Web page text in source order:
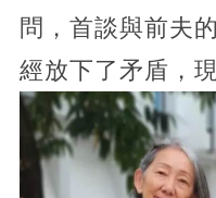
問，首談與前夫
經放下了矛盾，